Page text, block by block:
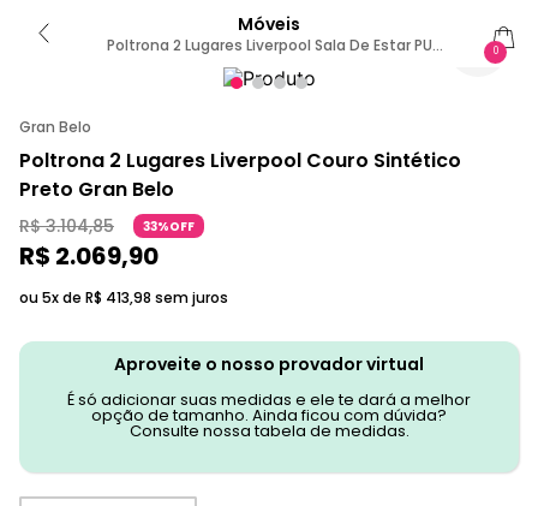
Móveis
Poltrona 2 Lugares Liverpool Sala De Estar PU
Sintético Preto G15 - Gran Belo
0
Gran Belo
Poltrona 2 Lugares Liverpool Couro Sintético
Preto Gran Belo
R$ 3.104,85 33%OFF
R$ 2.069,90
ou 5x de R$ 413,98 sem juros
Aproveite o nosso provador virtual
É só adicionar suas medidas e ele te dará a melhor
opção de tamanho. Ainda ficou com dúvida?
Consulte nossa tabela de medidas.